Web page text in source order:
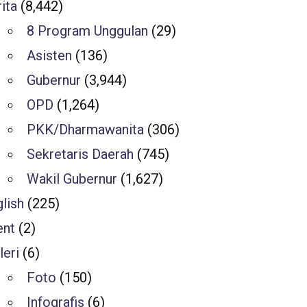
(8,442)
8 Program Unggulan (29)
Asisten (136)
Gubernur (3,944)
OPD (1,264)
PKK/Dharmawanita (306)
Sekretaris Daerah (745)
Wakil Gubernur (1,627)
(225)
(2)
(6)
Foto (150)
Infografis (6)